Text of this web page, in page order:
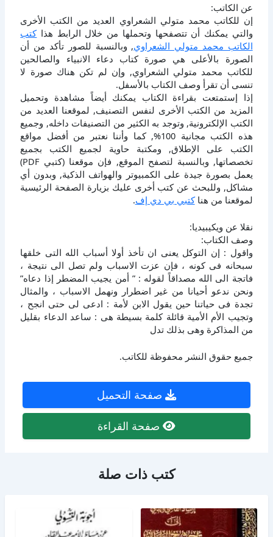
عن الكاتب:
إن للكاتب محمد متولي الشعراوي العديد من الكتب الأخرى
والتي يمكنك أن تتصفحها وتحملها من خلال الرابط هذاكتب
الكاتب محمد متولي الشعراوي, وبالنسبة للصور تأكد من أن
الصورة بالأعلى هي صورة كتاب دعاء الانبياء والصالحين
للكاتب محمد متولي الشعراوي, وإن لم تكن هناك صورة لا
تنسى أن تقرأ وصف الكتاب بالأسفل.
إذا إستمتعت بقراءة الكتاب يمكنك أيضاً مشاهدة وتحميل
المزيد من الكتب الأخرى لنفس التصنيف, لموقعنا العديد من
الكتب الإلكترونية, وتوجد به الكثير من التصنيفات داخله, وجميع
هذه الكتب مجانية 100%, كما وأننا نعتبر من أفضل مواقع
الكتب على الإطلاق, ومكتبة حاوية لجميع الكتب بجميع
تخصصاتها, وبالنسبة لتصفح الموقع, فإن موقعنا (كتبي PDF)
يعمل بصورة جيدة على الكمبيوتر والهواتف الذكية, وبدون أي
مشاكل, وللبحث عن كتب أخرى عليك بزيارة الصفحة الرئيسية
لموقعنا من هناكتبي بي دي إف.
نقلا عن ويكيبيديا:
وصف الكتاب:
واقول : إن التوكل يعنى ان تأخذ أولا أسباب الله التى خلقها
سبحانه فى كونه ، فإن عزت الاسباب ولم تصل الى نتيجة ،
فاتجة الى الله مصداقاً لقوله : ” أمن يجيب المضطر إذا دعاه”
ونحن ندعو أحيانا من غير اضطرار ونهمل الاسباب ، والمثال
تجدة فى حياتنا حين يقول الابن لأمة : ادعى لى حتى انجح ،
وتجيب الأم الأمية قائلة كلمة بسيطة هى : ساعد الدعاء بقليل
من المذاكرة وهى بذلك تدل
جميع حقوق النشر محفوظة للكاتب.
صفحة التحميل
صفحة القراءة
كتب ذات صلة